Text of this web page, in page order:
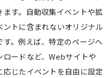
す。自動収集イベントや拡
トに含まれないオリジナル
。例えば、特定のページへ
ードなど、Webサイトや
じたイベントを自由に設定